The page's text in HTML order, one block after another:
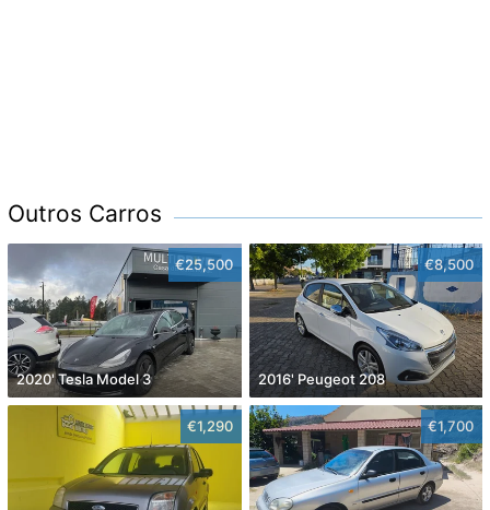
Outros Carros
€25,500
2020' Tesla Model 3
€8,500
2016' Peugeot 208
€1,290 €1,700